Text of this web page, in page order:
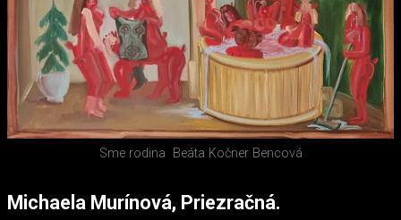
Sme rodina Beáta Kočner Bencová
Michaela Murínová, Priezračná.